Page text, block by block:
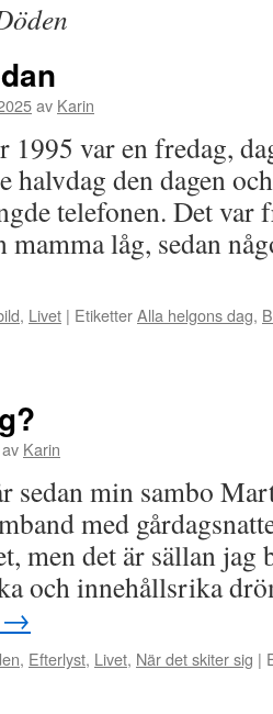
av Karin
1995 var en fredag,
halvdag den dagen
telefonen. Det var
mamma låg, sedan
, Livet | EtiketterAlla helgons dag,
av Karin
sedan min sambo
med
men det är sällan jag
och innehållsrika
→
, Efterlyst, Livet, När det skiter sig |